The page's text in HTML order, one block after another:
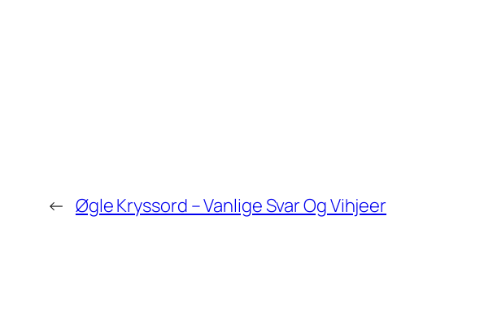
← Øgle Kryssord – Vanlige Svar Og Vihjeer